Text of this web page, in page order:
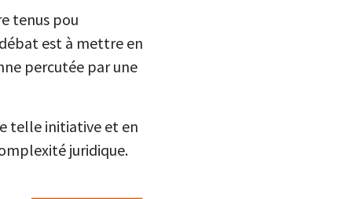
tenus pou
est à mettre en
percutée par une
telle initiative et en
juridique.